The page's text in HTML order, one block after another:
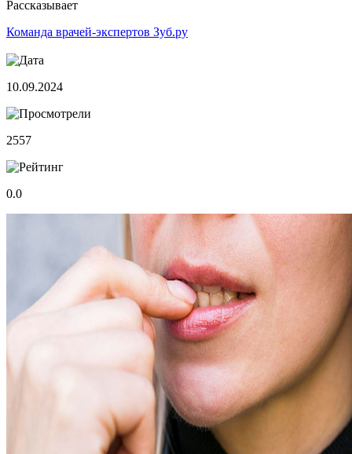
Рассказывает
Команда врачей-экспертов Зуб.ру
10.09.2024
2557
0.0